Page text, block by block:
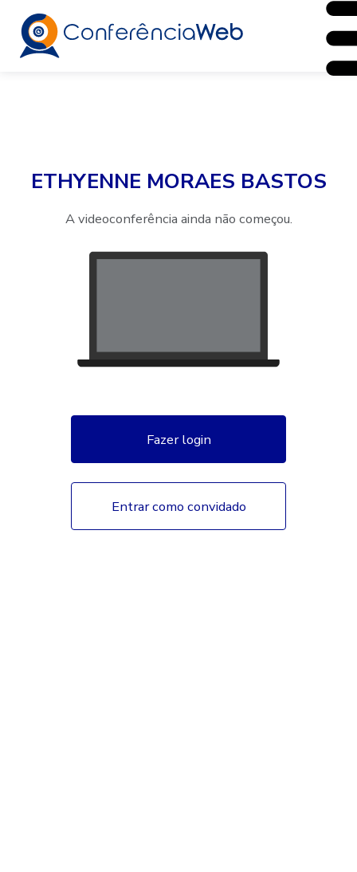
ETHYENNE MORAES BASTOS
A videoconferência ainda não começou.
Fazer login
Entrar como convidado